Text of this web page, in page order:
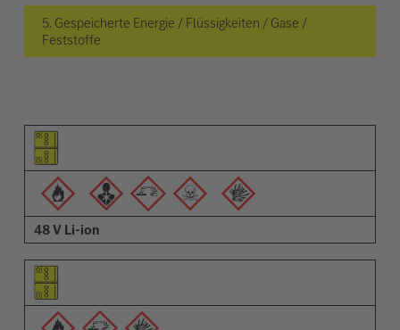
5. Gespeicherte Energie / Flüssigkeiten / Gase /
Feststoffe
Piktogramm des Elements
Pictrogramme der Warnungen
Beschreibung
48 V Li-ion